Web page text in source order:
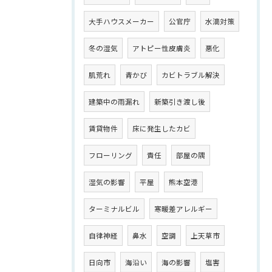
大手ハウスメーカー 公官庁 水滴対策
冬の湿気 アトピー性皮膚炎 悪化
肌荒れ 青かび カビトラブル解決
建築中の雨漏れ 新築引き渡し後
賃貸物件 床に発生したカビ
フローリング 責任 部屋の隅
湿気の影響 平屋 熊本空港
ターミナルビル 寒暖差アレルギー
自律神経 鼻水 空調 上天草市
日向市 海沿い 海の影響 塩害